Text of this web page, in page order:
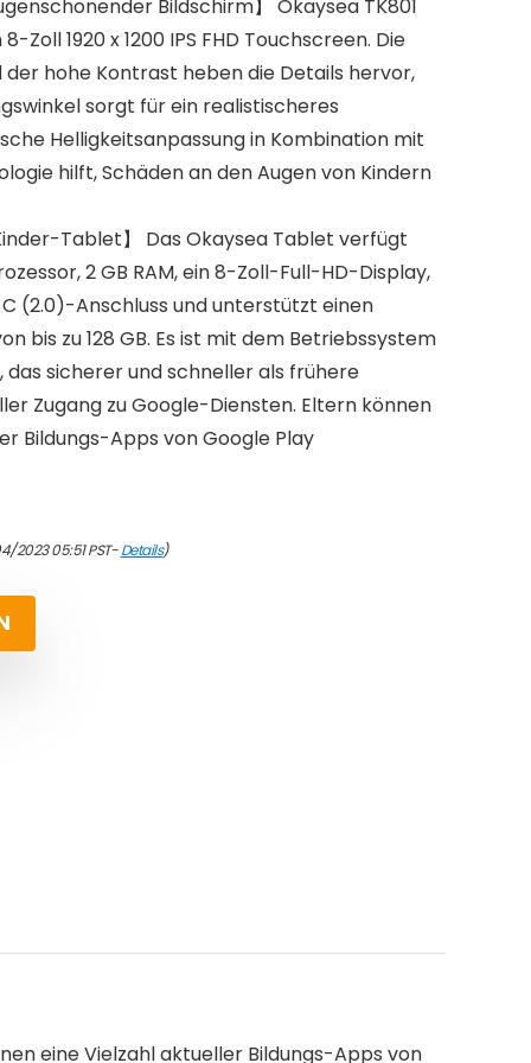
Bildschirm】 Okaysea TK801
1920 x 1200 IPS FHD Touchscreen. Die
der hohe Kontrast heben die Details hervor,
sorgt für ein realistischeres
Helligkeitsanpassung in Kombination mit
hilft, Schäden an den Augen von Kindern
Tablet】 Das Okaysea Tablet verfügt
2 GB RAM, ein 8-Zoll-Full-HD-Display,
(2.0)-Anschluss und unterstützt einen
bis zu 128 GB. Es ist mit dem Betriebssystem
das sicherer und schneller als frühere
Zugang zu Google-Diensten. Eltern können
Bildungs-Apps von Google Play
2023 05:51 PST-Details)
eine Vielzahl aktueller Bildungs-Apps von